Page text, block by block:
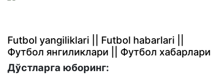
Futbol yangiliklari || Futbol habarlari ||
Футбол янгиликлари || Футбол хабарлари
Дўстларга юборинг: